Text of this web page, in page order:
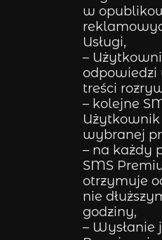
w
Usługi,
–
odpowiedzi
treści
– kolejne
Użytkownik
wybranej
– na każdy
SMS
otrzymuje
nie
godziny,
– Wysłanie